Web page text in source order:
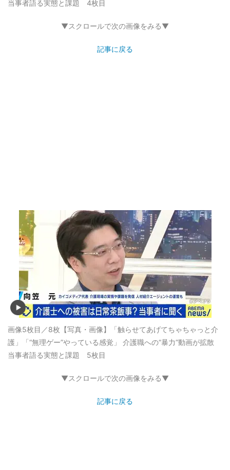
当事者語る実態と課題 4枚目
▼スクロールで次の画像をみる▼
記事に戻る
画像5枚目／8枚 【写真・画像】「触らせてあげてちゃちゃっと介
護」「“無理ゲー”やっている感覚」 介護職への“暴力”動画が拡散
当事者語る実態と課題 5枚目
▼スクロールで次の画像をみる▼
記事に戻る